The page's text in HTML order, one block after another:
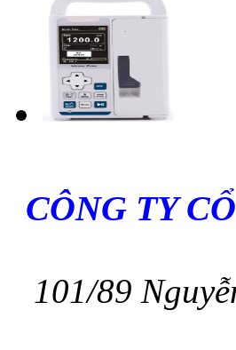
CÔNG TY
101/89